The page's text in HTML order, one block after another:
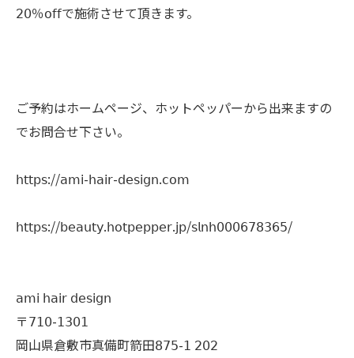
𝟤𝟢％𝗈𝖿𝖿で施術させて頂きます。
ご予約はホームページ、ホットペッパーから出来ますの
でお問合せ下さい。
𝗁𝗍𝗍𝗉𝗌://𝖺𝗆𝗂-𝗁𝖺𝗂𝗋-𝖽𝖾𝗌𝗂𝗀𝗇.𝖼𝗈𝗆
𝗁𝗍𝗍𝗉𝗌://𝖻𝖾𝖺𝗎𝗍𝗒.𝗁𝗈𝗍𝗉𝖾𝗉𝗉𝖾𝗋.𝗃𝗉/𝗌𝗅𝗇𝗁𝟢𝟢𝟢𝟨𝟩𝟪𝟥𝟨𝟧/
𝖺𝗆𝗂 𝗁𝖺𝗂𝗋 𝖽𝖾𝗌𝗂𝗀𝗇
〒𝟩𝟣𝟢-𝟣𝟥𝟢𝟣
岡山県倉敷市真備町箭田𝟪𝟩𝟧-𝟣 𝟤𝟢𝟤